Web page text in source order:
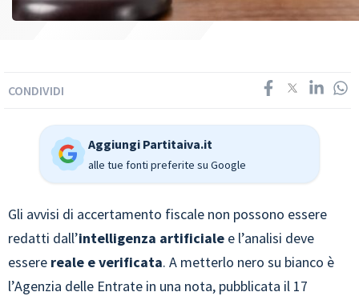
CONDIVIDI
Aggiungi Partitaiva.it
alle tue fonti preferite su Google
Gli avvisi di accertamento fiscale non possono essere
redatti dall’intelligenza artificiale e l’analisi deve
essere reale e verificata. A metterlo nero su bianco è
l’Agenzia delle Entrate in una nota, pubblicata il 17